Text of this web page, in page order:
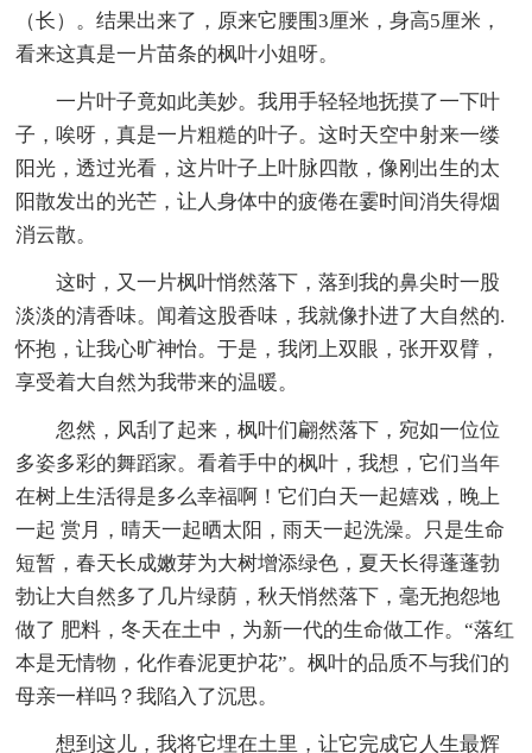
（长）。结果出来了，原来它腰围3厘米，身高5厘米，
看来这真是一片苗条的枫叶小姐呀。
一片叶子竟如此美妙。我用手轻轻地抚摸了一下叶
子，唉呀，真是一片粗糙的叶子。这时天空中射来一缕
阳光，透过光看，这片叶子上叶脉四散，像刚出生的太
阳散发出的光芒，让人身体中的疲倦在霎时间消失得烟
消云散。
这时，又一片枫叶悄然落下，落到我的鼻尖时一股
淡淡的清香味。闻着这股香味，我就像扑进了大自然的.
怀抱，让我心旷神怡。于是，我闭上双眼，张开双臂，
享受着大自然为我带来的温暖。
忽然，风刮了起来，枫叶们翩然落下，宛如一位位
多姿多彩的舞蹈家。看着手中的枫叶，我想，它们当年
在树上生活得是多么幸福啊！它们白天一起嬉戏，晚上
一起 赏月，晴天一起晒太阳，雨天一起洗澡。只是生命
短暂，春天长成嫩芽为大树增添绿色，夏天长得蓬蓬勃
勃让大自然多了几片绿荫，秋天悄然落下，毫无抱怨地
做了 肥料，冬天在土中，为新一代的生命做工作。“落红
本是无情物，化作春泥更护花”。枫叶的品质不与我们的
母亲一样吗？我陷入了沉思。
想到这儿，我将它埋在土里，让它完成它人生最辉